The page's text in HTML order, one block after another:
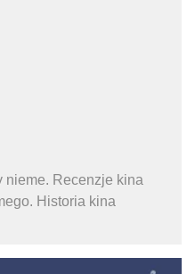
nieme. Recenzje kina
Historia kina